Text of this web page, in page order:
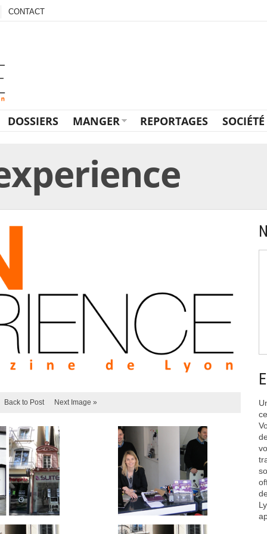
CONTACT
DOSSIERS MANGER REPORTAGES SOCIÉTÉ
Back to Post Next Image »